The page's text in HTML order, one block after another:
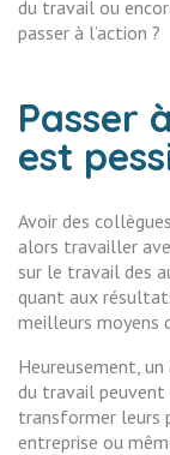
du travail ou
passer à l’action ?
Passer
est
Avoir des
alors travailler
sur le travail des
quant aux
meilleurs moyens
Heureusement,
du travail peuvent
transformer leurs
entreprise ou